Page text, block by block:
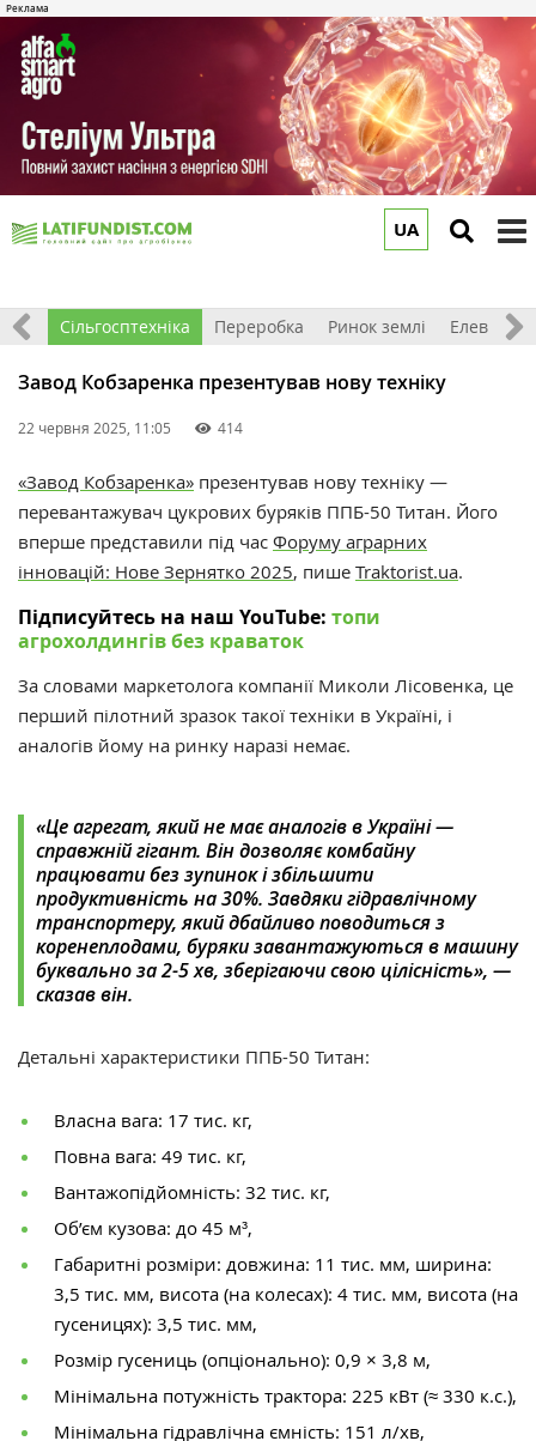
UA
Сільгосптехніка Переробка Ринок землі Елеватори
Завод Кобзаренка презентував нову техніку
22 червня 2025, 11:05 414
«Завод Кобзаренка» презентував нову техніку —
перевантажувач цукрових буряків ППБ-50 Титан. Його
вперше представили під час Форуму аграрних
інновацій: Нове Зернятко 2025, пише Traktorist.ua.
Підписуйтесь на наш YouTube: топи
агрохолдингів без краваток
За словами маркетолога компанії Миколи Лісовенка, це
перший пілотний зразок такої техніки в Україні, і
аналогів йому на ринку наразі немає.
«Це агрегат, який не має аналогів в Україні —
справжній гігант. Він дозволяє комбайну
працювати без зупинок і збільшити
продуктивність на 30%. Завдяки гідравлічному
транспортеру, який дбайливо поводиться з
коренеплодами, буряки завантажуються в машину
буквально за 2-5 хв, зберігаючи свою цілісність», —
сказав він.
Детальні характеристики ППБ-50 Титан:
Власна вага: 17 тис. кг,
Повна вага: 49 тис. кг,
Вантажопідйомність: 32 тис. кг,
Об’єм кузова: до 45 м³,
Габаритні розміри: довжина: 11 тис. мм, ширина:
3,5 тис. мм, висота (на колесах): 4 тис. мм, висота (на
гусеницях): 3,5 тис. мм,
Розмір гусениць (опціонально): 0,9 × 3,8 м,
Мінімальна потужність трактора: 225 кВт (≈ 330 к.с.),
Мінімальна гідравлічна ємність: 151 л/хв,